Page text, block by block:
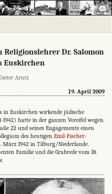
Dr. Salomon
Euskirchen
Arntz
19. April 2009
in Euskirchen wirkende jüdische
1942) hatte in der ganzen Voreifel wegen
22 und seines Engagements einen
des heutigen Emil-Fischer-
März 1942 in Tilburg/Niederlande.
Familie und die Grabrede vom 18.